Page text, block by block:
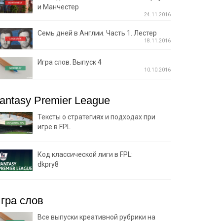
и Манчестер
24.11.2016
Семь дней в Англии. Часть 1. Лестер
18.11.2016
Игра слов. Выпуск 4
10.10.2016
Premier League
Тексты о стратегиях и подходах при
игре в FPL
Код классической лиги в FPL:
dkpry8
слов
Все выпуски креативной рубрики на